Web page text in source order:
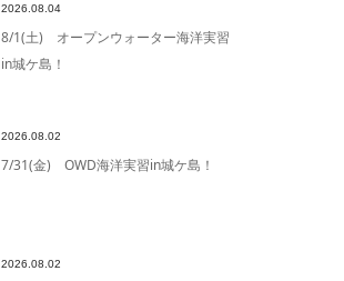
2026.08.04
8/1(土) オープンウォーター海洋実習
in城ケ島！
2026.08.02
7/31(金) OWD海洋実習in城ケ島！
2026.08.02